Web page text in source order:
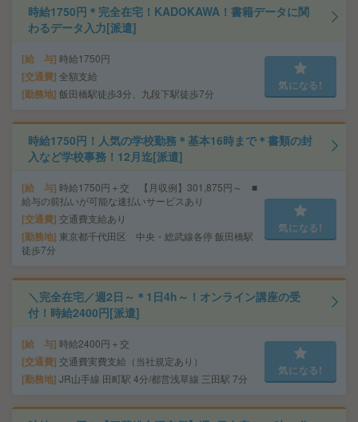
時給1750円＊完全在宅！KADOKAWA！書籍データに関
わるデータ入力[派遣]
給 与 時給1750円
交通費 全額支給
勤務地 飯田橋駅徒歩3分、九段下駅徒歩7分
気になる!
時給1750円！人気の学校勤務＊基本16時まで＊書類の封
入など学校事務！12月迄[派遣]
給 与 時給1750円＋交 【月収例】301,875円～ ■
給与の前払いが可能な速払いサービスあり
交通費 交通費支給あり
勤務地 東京都千代田区 中央・総武線各停 飯田橋駅
徒歩7分
気になる!
＼完全在宅／週2日～＊1日4h～！オンライン講座の受
付！時給2400円[派遣]
給 与 時給2400円＋交
交通費 交通費実費支給（当社規定あり）
勤務地 JR山手線 田町駅 4分/都営浅草線 三田駅 7分
気になる!